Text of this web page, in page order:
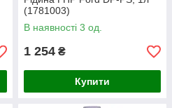
(1781003)
В наявності 3 од.
1 254 ₴
Купити